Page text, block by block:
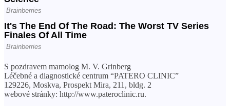
S pozdravem mamolog M. V. Grinberg
Léčebné a diagnostické centrum “PATERO CLINIC”
129226, Moskva, Prospekt Mira, 211, bldg. 2
webové stránky: http://www.pateroclinic.ru.